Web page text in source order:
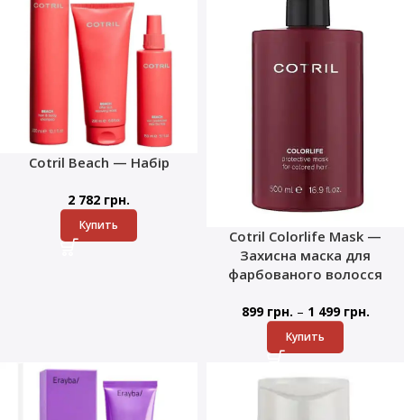
Cotril Beach — Набір
2 782 грн.
Купить
Cotril Colorlife Mask —
Захисна маска для
фарбованого волосся
899 грн. – 1 499 грн.
Купить